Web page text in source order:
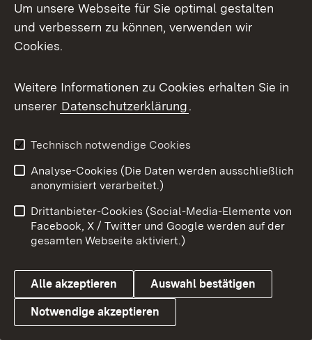
Landesvertretung,
aber auch bei denen, die von Stuttgart und
Akteur und vertrauensvollen Partner in
Europa machen.
Institutionen: Für die Offenheit, die guten
Gespräche und das Miteinander.
Dieses Miteinander fordert von allen
Mut
und Entschlossenheit.
Um unsere Webseite für Sie optimal gestalten
und verbessern zu können, verwenden wir
Cookies.
Weitere Informationen zu Cookies erhalten Sie in
unserer Datenschutzerklärung.
Technisch notwendige Cookies
Analyse-Cookies (Die Daten werden ausschließlich
anonymisiert verarbeitet.)
Drittanbieter-Cookies (Social-Media-Elemente von
Facebook, X / Twitter und Google werden auf der
gesamten Webseite aktiviert.)
Alle akzeptieren Auswahl bestätigen
Notwendige akzeptieren